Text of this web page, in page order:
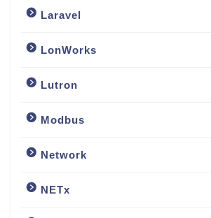
Laravel
LonWorks
Lutron
Modbus
Network
NETx